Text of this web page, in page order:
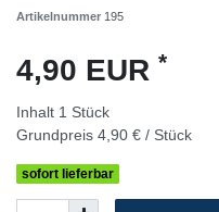
Artikelnummer 195
4,90 EUR *
Inhalt 1 Stück
Grundpreis 4,90 € / Stück
sofort lieferbar